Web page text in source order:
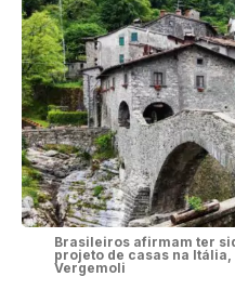
Brasileiros afirmam ter
projeto de casas na
Vergemoli